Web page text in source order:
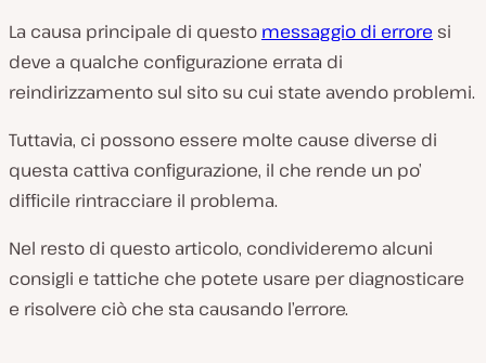
La causa principale di questo messaggio di errore si
deve a qualche configurazione errata di
reindirizzamento sul sito su cui state avendo problemi.
Tuttavia, ci possono essere molte cause diverse di
questa cattiva configurazione, il che rende un po’
difficile rintracciare il problema.
Nel resto di questo articolo, condivideremo alcuni
consigli e tattiche che potete usare per diagnosticare
e risolvere ciò che sta causando l’errore.